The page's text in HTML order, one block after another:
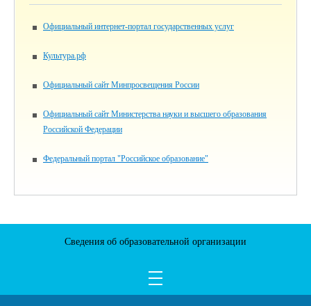
Официальный интернет-портал государственных услуг
Культура.рф
Официальный сайт Минпросвещения России
Официальный сайт Министерства науки и высшего образования
Российской Федерации
Федеральный портал "Российское образование"
Сведения об образовательной организации